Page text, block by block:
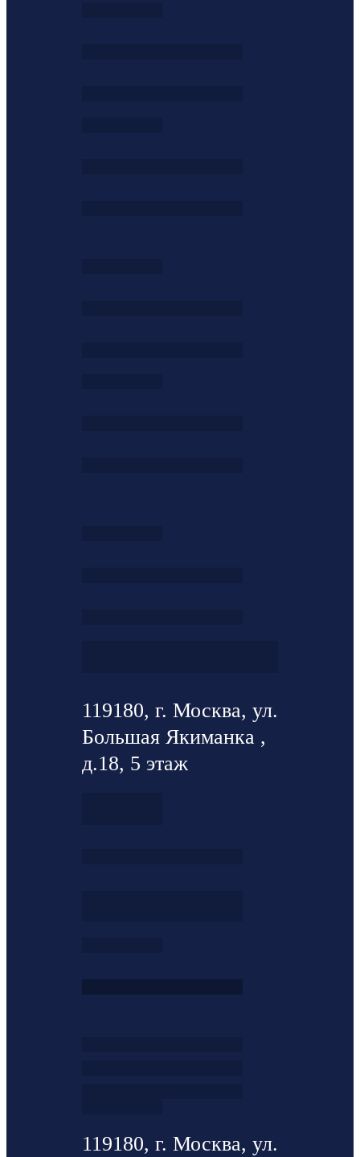
119180, г. Москва, ул.
Большая Якиманка ,
д.18, 5 этаж
119180, г. Москва, ул.